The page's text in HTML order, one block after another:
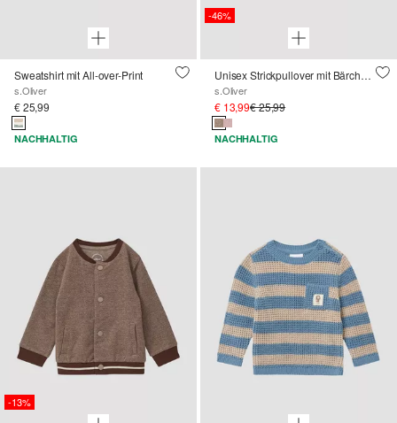
Sweatshirt mit All-over-Print
s.Oliver
€ 25,99
NACHHALTIG
-46%
Unisex Strickpullover mit Bärchen-Motiven
s.Oliver
€ 13,99€ 25,99
NACHHALTIG
-13%